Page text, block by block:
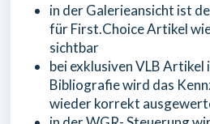
in der Galerieansicht ist
für First.Choice Artikel
sichtbar
bei exklusiven VLB Artikel
Bibliografie wird das
wieder korrekt